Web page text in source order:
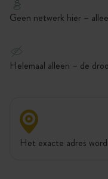
Geen netwerk hier –
Helemaal alleen – de
Het exacte adres